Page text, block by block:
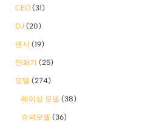
CEO (31)
DJ (20)
댄서 (19)
만화가 (25)
모델 (274)
레이싱 모델 (38)
슈퍼모델 (36)